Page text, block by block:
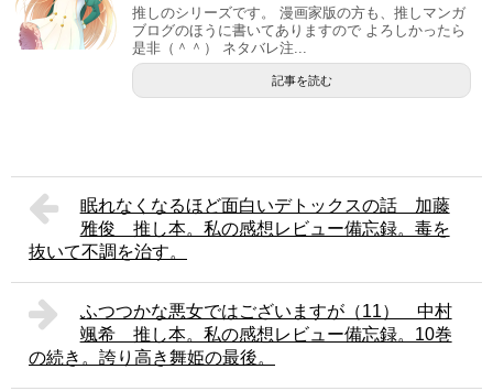
推しのシリーズです。 漫画家版の方も、推しマンガ
ブログのほうに書いてありますので よろしかったら
是非（＾＾） ネタバレ注...
記事を読む
眠れなくなるほど面白いデトックスの話 加藤
雅俊 推し本。私の感想レビュー備忘録。毒を
抜いて不調を治す。
ふつつかな悪女ではございますが（11） 中村
颯希 推し本。私の感想レビュー備忘録。10巻
の続き。誇り高き舞姫の最後。